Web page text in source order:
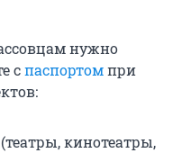
нужно
спаспортомпри
кинотеатры,